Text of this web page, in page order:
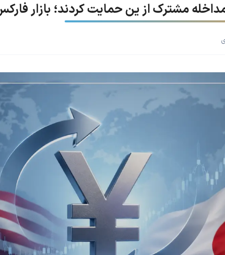
مداخله مشترک از ین حمایت کردند؛ بازار